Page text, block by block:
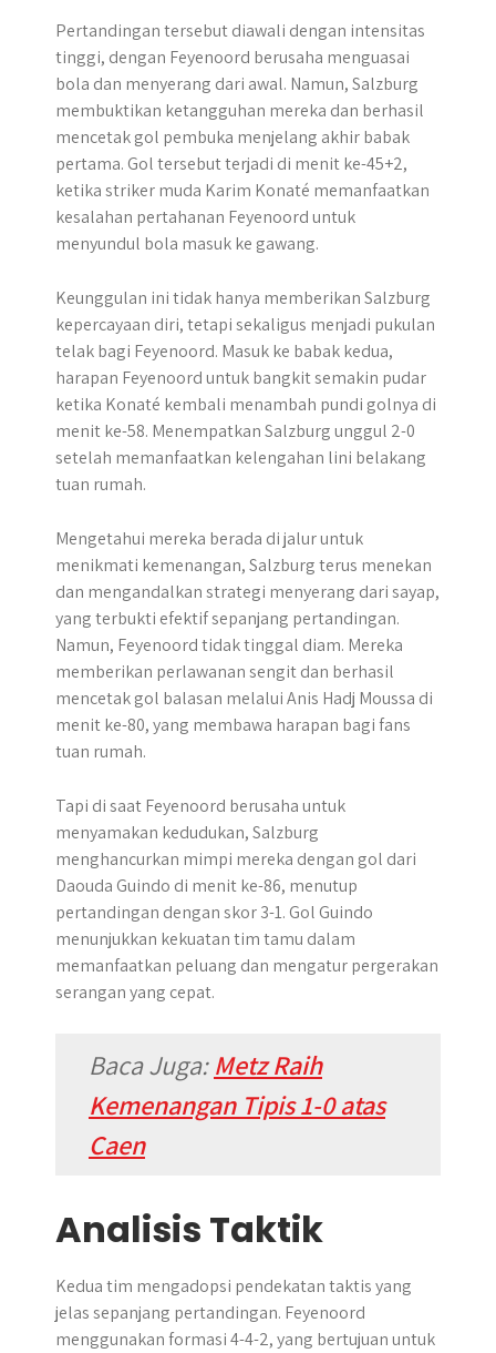
Pertandingan tersebut diawali dengan intensitas
tinggi, dengan Feyenoord berusaha menguasai
bola dan menyerang dari awal. Namun, Salzburg
membuktikan ketangguhan mereka dan berhasil
mencetak gol pembuka menjelang akhir babak
pertama. Gol tersebut terjadi di menit ke-45+2,
ketika striker muda Karim Konaté memanfaatkan
kesalahan pertahanan Feyenoord untuk
menyundul bola masuk ke gawang.
Keunggulan ini tidak hanya memberikan Salzburg
kepercayaan diri, tetapi sekaligus menjadi pukulan
telak bagi Feyenoord. Masuk ke babak kedua,
harapan Feyenoord untuk bangkit semakin pudar
ketika Konaté kembali menambah pundi golnya di
menit ke-58. Menempatkan Salzburg unggul 2-0
setelah memanfaatkan kelengahan lini belakang
tuan rumah.
Mengetahui mereka berada di jalur untuk
menikmati kemenangan, Salzburg terus menekan
dan mengandalkan strategi menyerang dari sayap,
yang terbukti efektif sepanjang pertandingan.
Namun, Feyenoord tidak tinggal diam. Mereka
memberikan perlawanan sengit dan berhasil
mencetak gol balasan melalui Anis Hadj Moussa di
menit ke-80, yang membawa harapan bagi fans
tuan rumah.
Tapi di saat Feyenoord berusaha untuk
menyamakan kedudukan, Salzburg
menghancurkan mimpi mereka dengan gol dari
Daouda Guindo di menit ke-86, menutup
pertandingan dengan skor 3-1. Gol Guindo
menunjukkan kekuatan tim tamu dalam
memanfaatkan peluang dan mengatur pergerakan
serangan yang cepat.
Baca Juga:Metz Raih
Kemenangan Tipis 1-0 atas
Caen
Analisis Taktik
Kedua tim mengadopsi pendekatan taktis yang
jelas sepanjang pertandingan. Feyenoord
menggunakan formasi 4-4-2, yang bertujuan untuk